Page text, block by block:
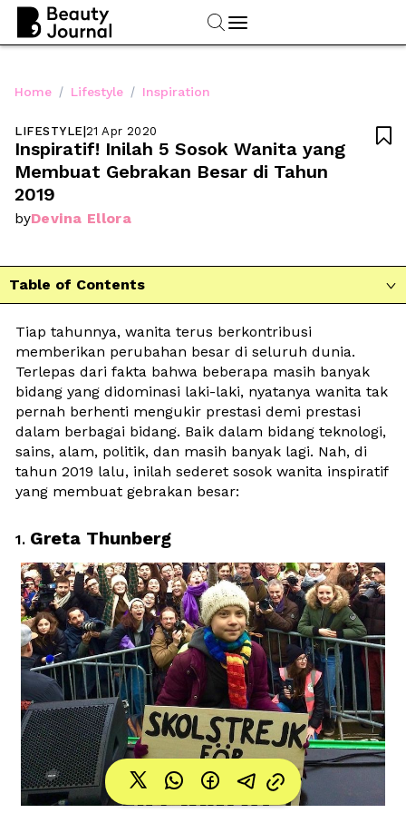
Home / Lifestyle / Inspiration
LIFESTYLE|21 Apr 2020
Inspiratif! Inilah 5 Sosok Wanita yang
Membuat Gebrakan Besar di Tahun
2019
byDevina Ellora

Table of Contents 
Tiap tahunnya, wanita terus berkontribusi
Terlepas dari fakta bahwa beberapa masih banyak
bidang yang didominasi laki-laki, nyatanya wanita tak
pernah berhenti mengukir prestasi demi prestasi
dalam berbagai bidang. Baik dalam bidang teknologi,
sains, alam, politik, dan masih banyak lagi. Nah, di
tahun 2019 lalu, inilah sederet sosok wanita inspiratif
yang membuat gebrakan besar:
1. Greta Thunberg